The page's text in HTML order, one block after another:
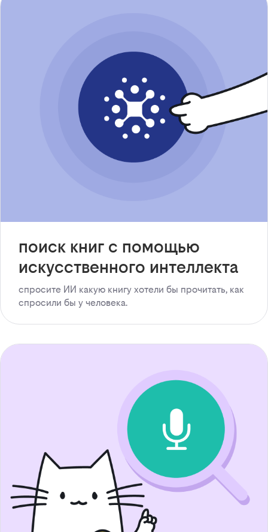
поиск книг с помощью
искусственного интеллекта
спросите ИИ какую книгу хотели бы прочитать, как
спросили бы у человека.